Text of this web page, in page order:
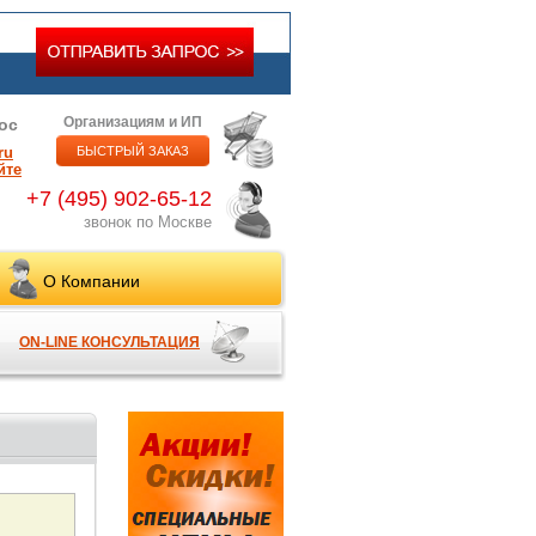
Организациям и ИП
БЫСТРЫЙ ЗАКАЗ
+7 (495) 902-65-12
звонок по Москве
О Компании
ON-LINE КОНСУЛЬТАЦИЯ